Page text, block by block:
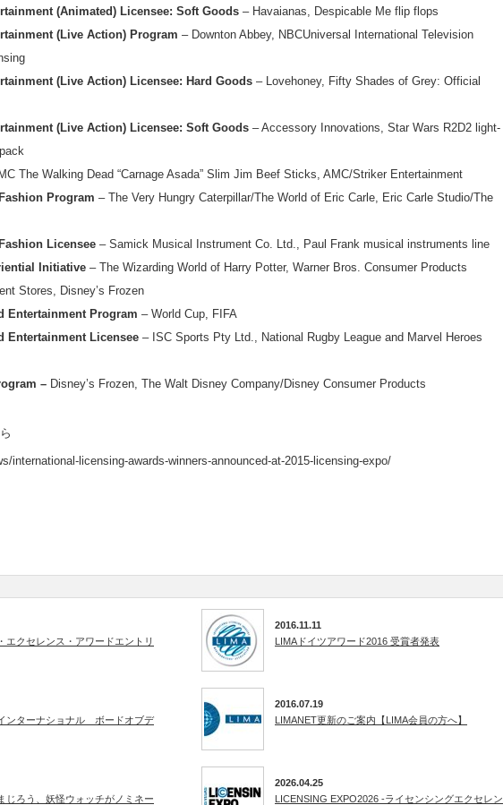
(Animated) Licensee: Soft Goods – Havaianas, Despicable Me flip flops
(Live Action) Program – Downton Abbey, NBCUniversal International Television
(Live Action) Licensee: Hard Goods – Lovehoney, Fifty Shades of Grey: Official
(Live Action) Licensee: Soft Goods – Accessory Innovations, Star Wars R2D2 light-
The Walking Dead “Carnage Asada” Slim Jim Beef Sticks, AMC/Striker Entertainment
Program – The Very Hungry Caterpillar/The World of Eric Carle, Eric Carle Studio/The
Licensee – Samick Musical Instrument Co. Ltd., Paul Frank musical instruments line
Initiative – The Wizarding World of Harry Potter, Warner Bros. Consumer Products
Stores, Disney’s Frozen
Entertainment Program – World Cup, FIFA
Entertainment Licensee – ISC Sports Pty Ltd., National Rugby League and Marvel Heroes
– Disney’s Frozen, The Walt Disney Company/Disney Consumer Products
international-licensing-awards-winners-announced-at-2015-licensing-expo/
エクセレンス・アワードエントリ
2016.11.11
LIMAドイツアワード2016 受賞者発表
ンターナショナル ボードオブデ
2016.07.19
LIMANET更新のご案内【LIMA会員の方へ】
じろう、妖怪ウォッチがノミネー
2026.04.25
LICENSING EXPO2026 -ライセンシングエクセレン